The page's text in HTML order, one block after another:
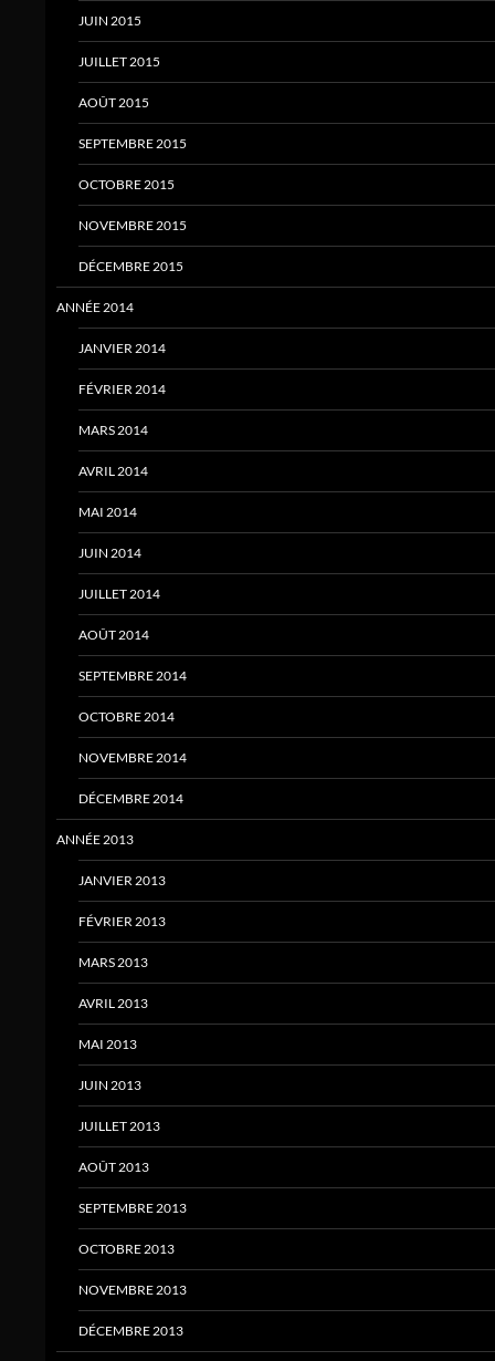
JUIN 2015
JUILLET 2015
AOÛT 2015
SEPTEMBRE 2015
OCTOBRE 2015
NOVEMBRE 2015
DÉCEMBRE 2015
ANNÉE 2014
JANVIER 2014
FÉVRIER 2014
MARS 2014
AVRIL 2014
MAI 2014
JUIN 2014
JUILLET 2014
AOÛT 2014
SEPTEMBRE 2014
OCTOBRE 2014
NOVEMBRE 2014
DÉCEMBRE 2014
ANNÉE 2013
JANVIER 2013
FÉVRIER 2013
MARS 2013
AVRIL 2013
MAI 2013
JUIN 2013
JUILLET 2013
AOÛT 2013
SEPTEMBRE 2013
OCTOBRE 2013
NOVEMBRE 2013
DÉCEMBRE 2013